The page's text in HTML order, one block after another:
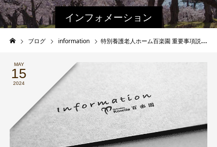
インフォメーション
ブログ information 特別養護老人ホーム百楽園 重要事項説明書
MAY
15
2024